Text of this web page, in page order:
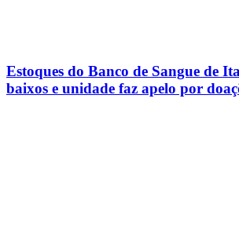
Estoques do Banco de Sangue de
baixos e unidade faz apelo por